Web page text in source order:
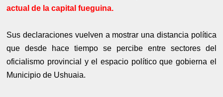
actual de la capital fueguina.
Sus declaraciones vuelven a mostrar una distancia política
que desde hace tiempo se percibe entre sectores del
oficialismo provincial y el espacio político que gobierna el
Municipio de Ushuaia.